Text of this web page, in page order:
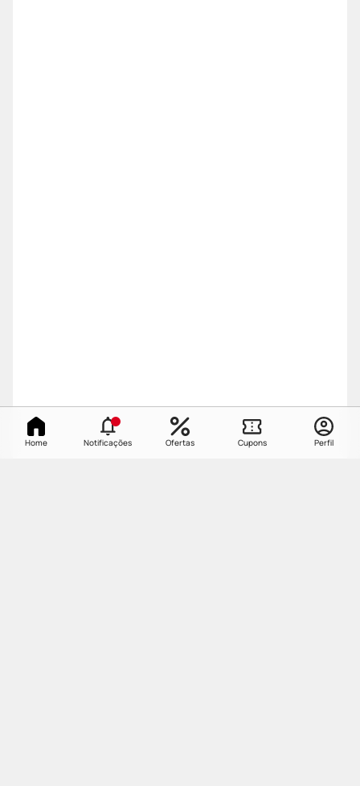
Home Notificações Ofertas Cupons Perfil